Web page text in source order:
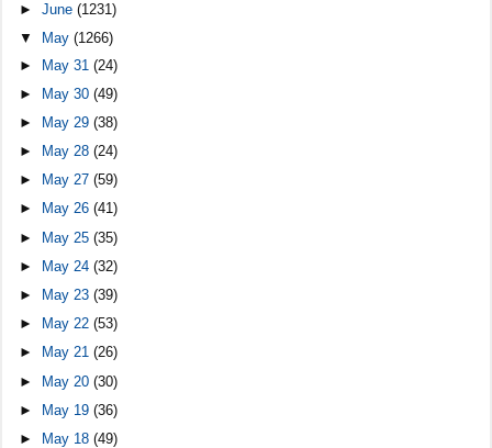
►June(1231)
▼
May(1266)
► May 31(24)
► May 30(49)
►
May 29(38)
►
May 28(24)
►
May 27(59)
►
May 26(41)
► May 25(35)
►
May 24(32)
►
May 23(39)
►
May 22(53)
►
May 21(26)
► May 20(30)
►
May 19(36)
►
May 18(49)